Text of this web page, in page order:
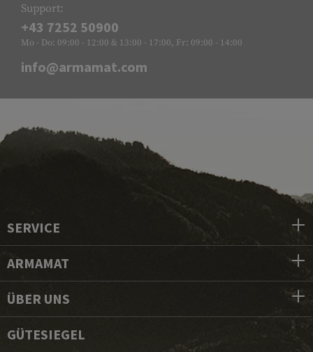
Support:
+43 7252 50900
Mo - Do: 09:00 - 12:00 & 13:00 - 17:00, Fr: 09:00 - 14:00
info@armamat.com
SERVICE
ARMAMAT
ÜBER UNS
GÜTESIEGEL